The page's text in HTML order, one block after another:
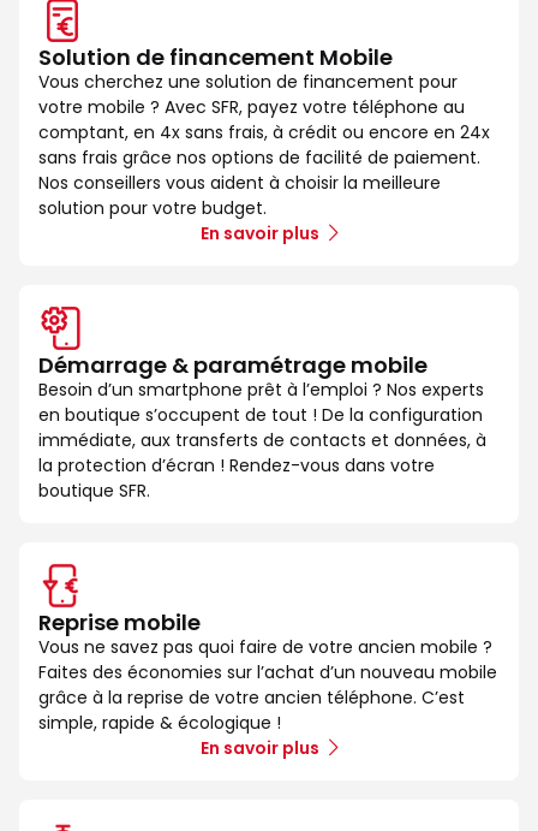
Solution de financement Mobile
Vous cherchez une solution de financement pour
votre mobile ? Avec SFR, payez votre téléphone au
comptant, en 4x sans frais, à crédit ou encore en 24x
sans frais grâce nos options de facilité de paiement.
Nos conseillers vous aident à choisir la meilleure
solution pour votre budget.
En savoir plus
Démarrage & paramétrage mobile
Besoin d’un smartphone prêt à l’emploi ? Nos experts
en boutique s’occupent de tout ! De la configuration
immédiate, aux transferts de contacts et données, à
la protection d’écran ! Rendez-vous dans votre
boutique SFR.
Reprise mobile
Vous ne savez pas quoi faire de votre ancien mobile ?
Faites des économies sur l’achat d’un nouveau mobile
grâce à la reprise de votre ancien téléphone. C’est
simple, rapide & écologique !
En savoir plus